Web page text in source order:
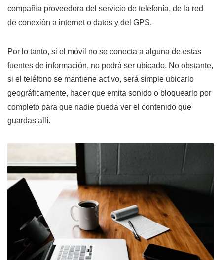
compañía proveedora del servicio de telefonía, de la red
de conexión a internet o datos y del GPS.
Por lo tanto, si el móvil no se conecta a alguna de estas
fuentes de información, no podrá ser ubicado. No obstante,
si el teléfono se mantiene activo, será simple ubicarlo
geográficamente, hacer que emita sonido o bloquearlo por
completo para que nadie pueda ver el contenido que
guardas allí.